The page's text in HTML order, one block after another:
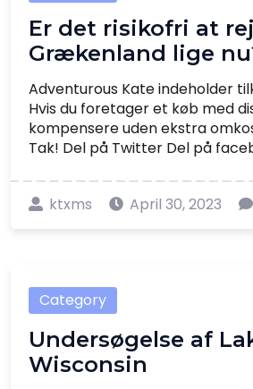
Er det risikofri at
Grækenland lige
Adventurous Kate indeholder
Hvis du foretager et køb med
kompensere uden ekstra
Tak! Del på Twitter Del på
ktxms April 30, 2023
Category
Undersøgelse af
Wisconsin